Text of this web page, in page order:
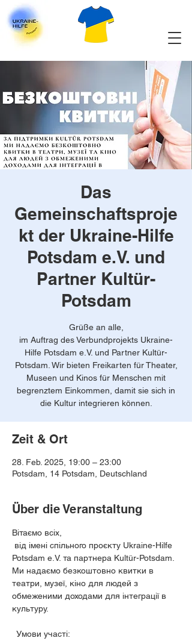
Das
Gemeinschaftsproje
kt der Ukraine-Hilfe
Potsdam e.V. und
Partner Kultür-
Potsdam
Grüße an alle,
im Auftrag des Verbundprojekts Ukraine-
Hilfe Potsdam e.V. und Partner Kultür-
Potsdam. Wir bieten Freikarten für Theater,
Museen und Kinos für Menschen mit
begrenztem Einkommen, damit sie sich in
die Kultur integrieren können.
Zeit & Ort
28. Feb. 2025, 19:00 – 23:00
Potsdam, 14 Potsdam, Deutschland
Über die Veranstaltung
Вітаємо всіх,
від імені спільного проєкту Ukraine-Hilfe
Potsdam e.V. та партнера Kultür-Potsdam.
Ми надаємо безкоштовно квитки в
театри, музеї, кіно для людей з
обмеженими доходами для інтеграції в
культуру.
Умови участі: